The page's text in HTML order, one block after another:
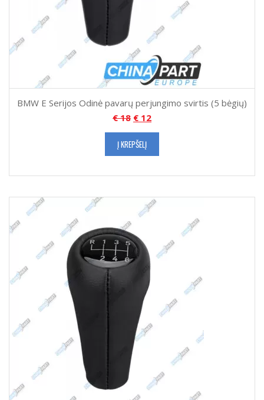
BMW E Serijos Odinė pavarų perjungimo svirtis (5 bėgių)
€18 € 12
Į KREPŠELĮ